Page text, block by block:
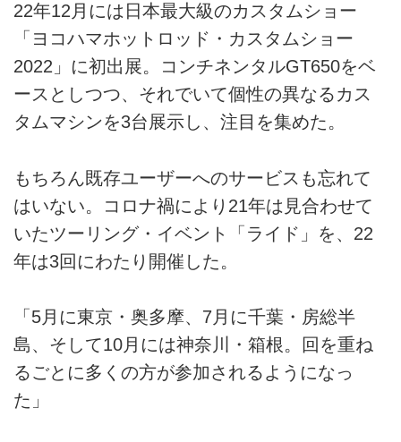
22年12月には日本最大級のカスタムショー
「ヨコハマホットロッド・カスタムショー
2022」に初出展。コンチネンタルGT650をベ
ースとしつつ、それでいて個性の異なるカス
タムマシンを3台展示し、注目を集めた。
もちろん既存ユーザーへのサービスも忘れて
はいない。コロナ禍により21年は見合わせて
いたツーリング・イベント「ライド」を、22
年は3回にわたり開催した。
「5月に東京・奥多摩、7月に千葉・房総半
島、そして10月には神奈川・箱根。回を重ね
るごとに多くの方が参加されるようになっ
た」